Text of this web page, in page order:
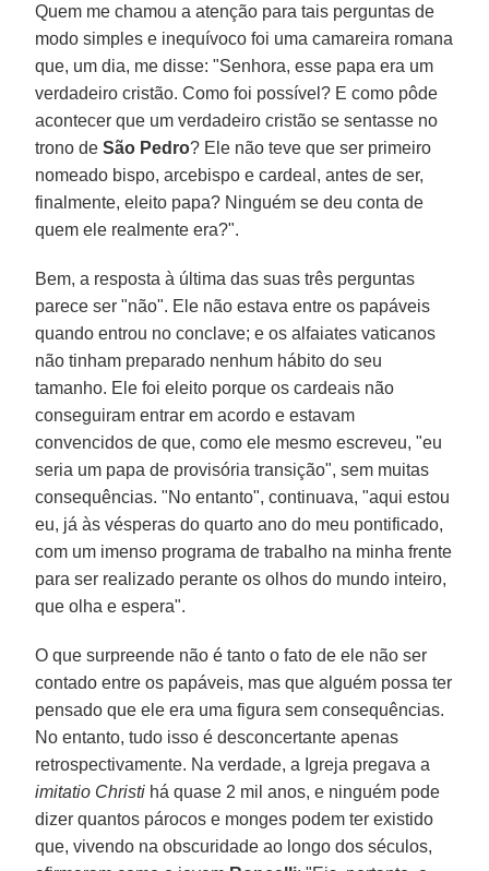
Quem me chamou a atenção para tais perguntas de
modo simples e inequívoco foi uma camareira romana
que, um dia, me disse: "Senhora, esse papa era um
verdadeiro cristão. Como foi possível? E como pôde
acontecer que um verdadeiro cristão se sentasse no
trono deSão Pedro? Ele não teve que ser primeiro
nomeado bispo, arcebispo e cardeal, antes de ser,
finalmente, eleito papa? Ninguém se deu conta de
quem ele realmente era?".
Bem, a resposta à última das suas três perguntas
parece ser "não". Ele não estava entre os papáveis
quando entrou no conclave; e os alfaiates vaticanos
não tinham preparado nenhum hábito do seu
tamanho. Ele foi eleito porque os cardeais não
conseguiram entrar em acordo e estavam
convencidos de que, como ele mesmo escreveu, "eu
seria um papa de provisória transição", sem muitas
consequências. "No entanto", continuava, "aqui estou
eu, já às vésperas do quarto ano do meu pontificado,
com um imenso programa de trabalho na minha frente
para ser realizado perante os olhos do mundo inteiro,
que olha e espera".
O que surpreende não é tanto o fato de ele não ser
contado entre os papáveis, mas que alguém possa ter
pensado que ele era uma figura sem consequências.
No entanto, tudo isso é desconcertante apenas
retrospectivamente. Na verdade, a Igreja pregava a
imitatio Christi há quase 2 mil anos, e ninguém pode
dizer quantos párocos e monges podem ter existido
que, vivendo na obscuridade ao longo dos séculos,